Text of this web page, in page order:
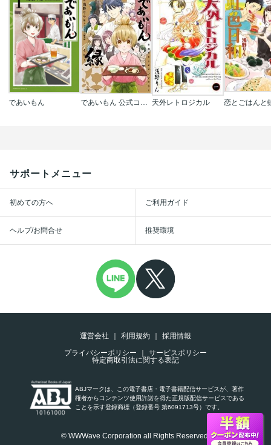
であいもん であいもん 公式コミックアンソロジー ～縁～ 天外レトロジカル
サポートメニュー
初めての方へ ご利用ガイド
ヘルプ/お問合せ 推奨環境
運営会社 利用規約
採用情報
プライバシーポリシー
サービスポリシー
特定商取引法に関する表記
ABJマークは、この電子書店・電子書籍配信サービスが、著作
権者からコンテンツ使用許諾を得た正規版配信サービスである
ことを示す登録商標（登録番号 第6091713号）です。
© WWWave Corporation all Rights Reserved.